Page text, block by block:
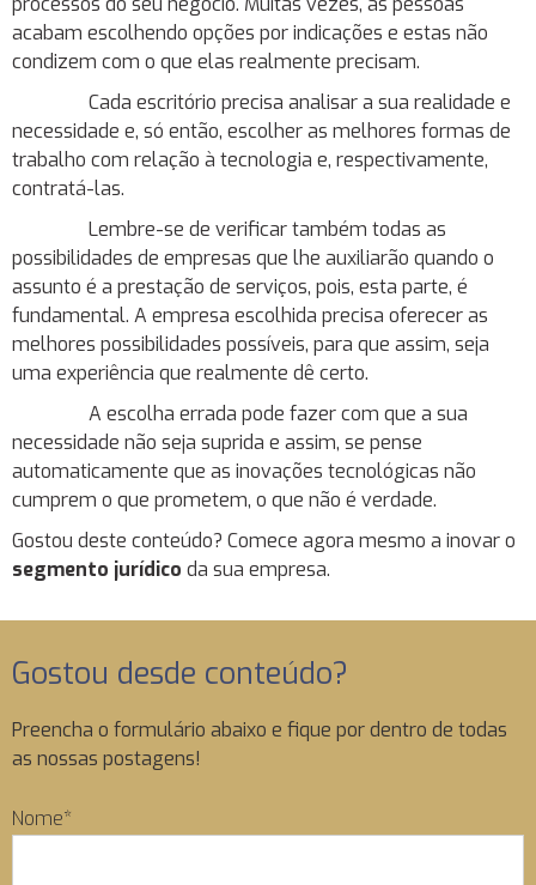
acabam escolhendo opções por indicações e estas não
condizem com o que elas realmente precisam.
Cada escritório precisa analisar a sua realidade e
necessidade e, só então, escolher as melhores formas de
trabalho com relação à tecnologia e, respectivamente,
contratá-las.
Lembre-se de verificar também todas as
possibilidades de empresas que lhe auxiliarão quando o
assunto é a prestação de serviços, pois, esta parte, é
fundamental. A empresa escolhida precisa oferecer as
melhores possibilidades possíveis, para que assim, seja
uma experiência que realmente dê certo.
A escolha errada pode fazer com que a sua
necessidade não seja suprida e assim, se pense
automaticamente que as inovações tecnológicas não
cumprem o que prometem, o que não é verdade.
Gostou deste conteúdo? Comece agora mesmo a inovar o
segmento jurídico da sua empresa.
Gostou desde conteúdo?
Preencha o formulário abaixo e fique por dentro de todas
as nossas postagens!
Nome*